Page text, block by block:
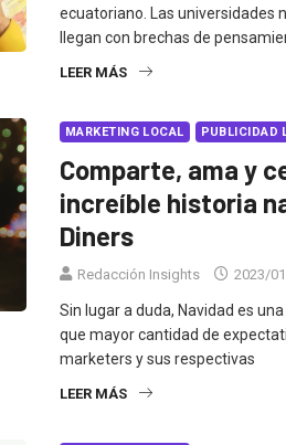
ecuatoriano. Las universidades
llegan con brechas de
LEER MÁS
MARKETING LOCAL PUBLICIDAD
Comparte, ama y
increíble historia
Diners
Redacción Insights 2023/
Sin lugar a duda, Navidad es
que mayor cantidad de
marketers y sus respectivas
LEER MÁS